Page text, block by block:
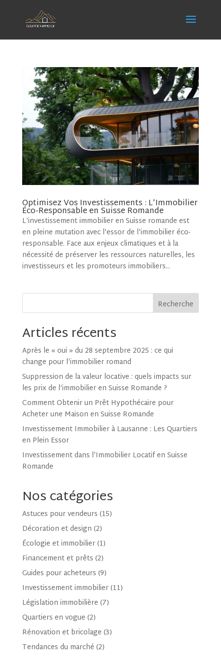
Optimisez Vos Investissements : L’Immobilier
Éco-Responsable en Suisse Romande
L’investissement immobilier en Suisse romande est
en pleine mutation avec l’essor de l’immobilier éco-
responsable. Face aux enjeux climatiques et à la
nécessité de préserver les ressources naturelles, les
investisseurs et les promoteurs immobiliers...
Recherche
Articles récents
Après le « oui » du 28 septembre 2025 : ce qui
change pour l’immobilier romand
Suppression de la valeur locative : quels impacts sur
les prix de l’immobilier en Suisse Romande ?
Comment Obtenir un Prêt Hypothécaire pour
Acheter une Maison en Suisse Romande
Investissement Immobilier à Lausanne : Les Quartiers
en Plein Essor
Investissement dans l’Immobilier Locatif en Suisse
Romande
Nos catégories
Astuces pour vendeurs (15)
Décoration et design (2)
Écologie et immobilier(1)
Financement et prêts (2)
Guides pour acheteurs (9)
Investissement immobilier(11)
Législation immobilière (7)
Quartiers en vogue (2)
Rénovation et bricolage (3)
Tendances du marché (2)